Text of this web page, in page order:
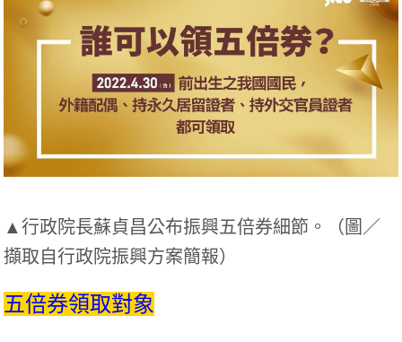
▲行政院長蘇貞昌公布振興五倍券細節。（圖／
擷取自行政院振興方案簡報）
五倍券領取對象